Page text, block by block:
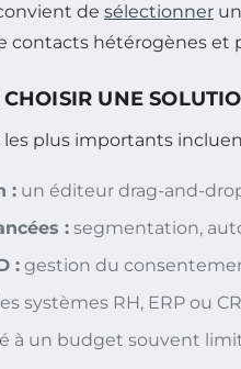
de sélectionner
contacts hétérogènes et
CHOISIR UNE
plus importants
: un éditeur drag-and-
: segmentation,
: gestion du
systèmes RH, ERP ou
à un budget souvent